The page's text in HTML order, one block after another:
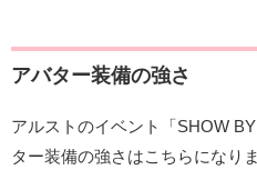
アバター装備の強さ
アルストのイベント「SHOW
ター装備の強さはこちらになりま